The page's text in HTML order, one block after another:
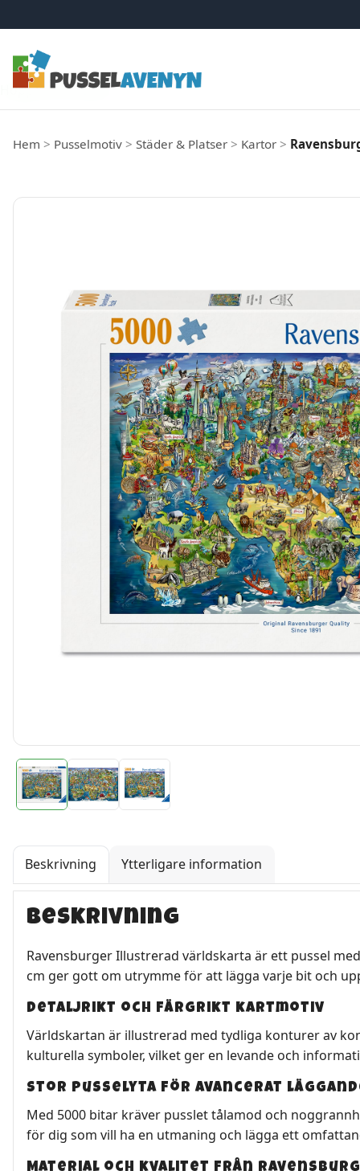
Hoppa till innehåll
Hem > Pusselmotiv > Städer & Platser > Kartor >
Beskrivning Ytterligare information
Beskrivning
Ravensburger Illustrerad världskarta är ett pussel
cm ger gott om utrymme för att lägga varje bit och
Detaljrikt och färgrikt kartmotiv
Världskartan är illustrerad med tydliga konturer av
kulturella symboler, vilket ger en levande och
Stor pusselyta för avancerat
Med 5000 bitar kräver pusslet tålamod och
för dig som vill ha en utmaning och lägga ett
Material och kvalitet från